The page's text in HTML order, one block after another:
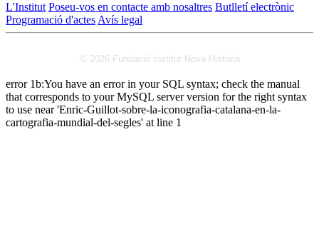
L'Institut Poseu-vos en contacte amb nosaltres Butlletí electrònic
Programació d'actes Avís legal
© 2026 Fundació Institut Nova Història
error 1b:You have an error in your SQL syntax; check the manual
that corresponds to your MySQL server version for the right syntax
to use near 'Enric-Guillot-sobre-la-iconografia-catalana-en-la-
cartografia-mundial-del-segles' at line 1